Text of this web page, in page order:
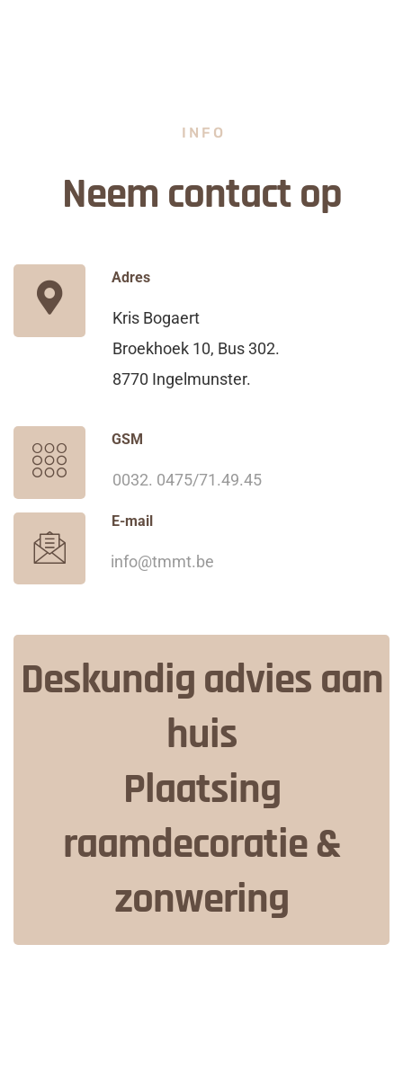
INFO
Neem contact op
Adres
Kris Bogaert
Broekhoek 10, Bus 302.
8770 Ingelmunster.
GSM
0032. 0475/71.49.45
E-mail
info@tmmt.be
Deskundig advies aan
huis
Plaatsing
raamdecoratie &
zonwering